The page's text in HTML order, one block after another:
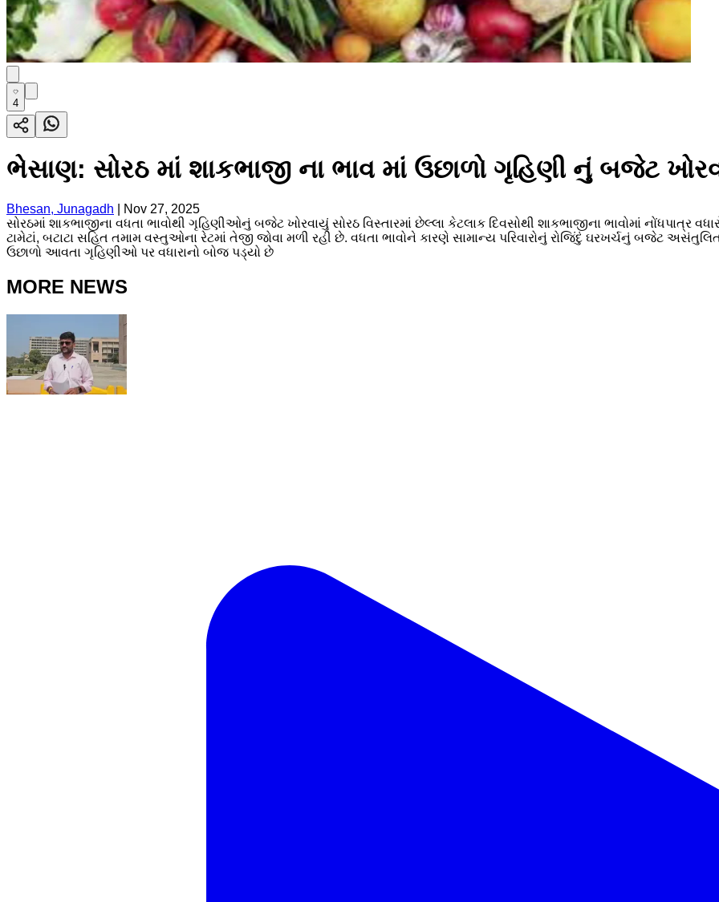
4
ભેસાણ: સોરઠ માં શાકભાજી ના ભાવ માં ઉછાળો ગૃહિણી નું બજેટ
Bhesan, Junagadh
Nov 27, 2025
સોરઠમાં શાકભાજીના વધતા ભાવોથી ગૃહિણીઓનું બજેટ ખોરવાયું સોરઠ વિસ્તારમાં છેલ્લા કેટલાક દિવસોથી શાકભાજીના ભાવોમાં નોંધપાત્ર
ટામેટાં, બટાટા સહિત તમામ વસ્તુઓના રેટમાં તેજી જોવા મળી રહી છે. વધતા ભાવોને કારણે સામાન્ય પરિવારોનું રોજિંદું ઘરખર્ચનું બજેટ
ઉછાળો આવતા ગૃહિણીઓ પર વધારાનો બોજ પડ્યો છે
MORE NEWS